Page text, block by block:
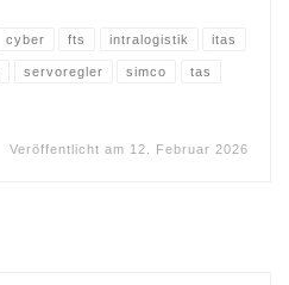
cyber fts intralogistik itas
servoregler simco tas
Veröffentlicht am 12. Februar 2026